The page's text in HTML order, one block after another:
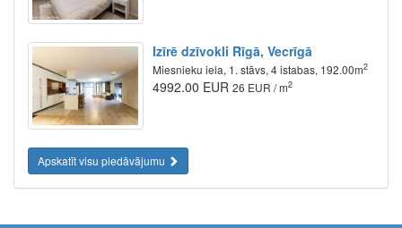
Izīrē dzīvokli Rīgā, Vecrīgā
Miesnieku iela, 1. stāvs, 4 istabas, 192.00m2
4992.00 EUR 26 EUR / m2
Apskatīt visu piedāvājumu